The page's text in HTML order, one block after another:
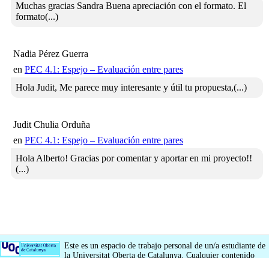
Muchas gracias Sandra Buena apreciación con el formato. El
formato(...)
Nadia Pérez Guerra
en PEC 4.1: Espejo – Evaluación entre pares
Hola Judit, Me parece muy interesante y útil tu propuesta,(...)
Judit Chulia Orduña
en PEC 4.1: Espejo – Evaluación entre pares
Hola Alberto! Gracias por comentar y aportar en mi proyecto!!
(...)
Este es un espacio de trabajo personal de un/a estudiante de
la Universitat Oberta de Catalunya. Cualquier contenido